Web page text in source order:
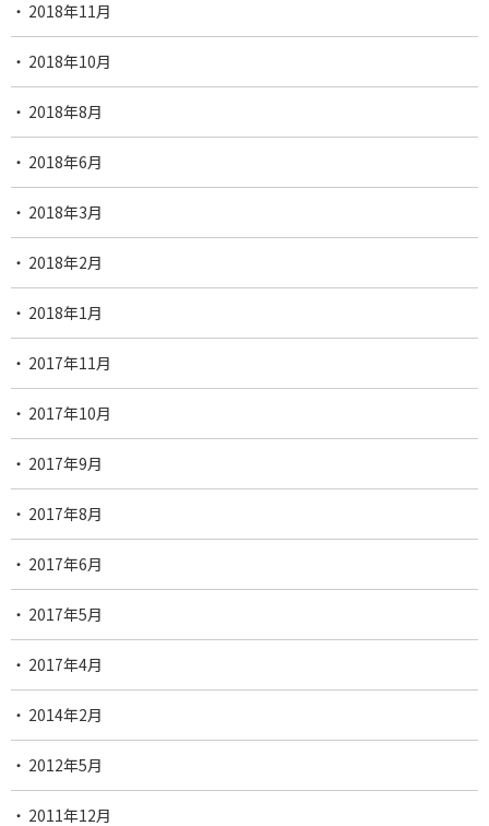
2018年11月
2018年10月
2018年8月
2018年6月
2018年3月
2018年2月
2018年1月
2017年11月
2017年10月
2017年9月
2017年8月
2017年6月
2017年5月
2017年4月
2014年2月
2012年5月
2011年12月